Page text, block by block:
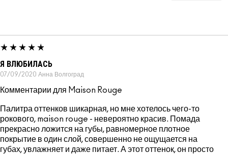
Я ВЛЮБИЛАСЬ
07/09/2020 Анна Волгоград
Комментарии для Maison Rouge
Палитра оттенков шикарная, но мне хотелось чего-то
рокового, maison rouge - невероятно красив. Помада
прекрасно ложится на губы, равномерное плотное
покрытие в один слой, совершенно не ощущается на
губах, увлажняет и даже питает. А этот оттенок, он просто